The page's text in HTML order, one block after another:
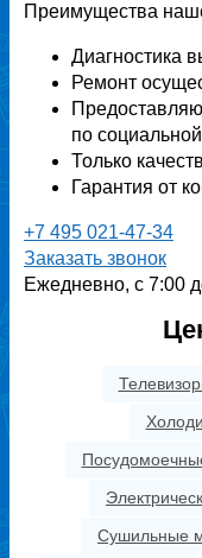
Преимущества
Диагностика
Ремонт
по
Только
Гарантия от
+7 495 021-47-34
Заказать звонок
Ежедневно, с 7:00
Сушильные